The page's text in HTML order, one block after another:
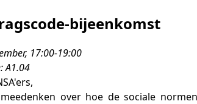
bijeenkomst
17:00-19:00
A1.04
over hoe de sociale